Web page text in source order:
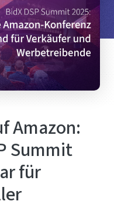
Amazon:
Summit
für